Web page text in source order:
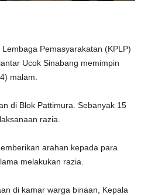
Pemasyarakatan (KPLP)
Ucok Sinabang memimpin
malam.
di Blok Pattimura. Sebanyak 15
razia.
arahan kepada para
melakukan razia.
di kamar warga binaan, Kepala